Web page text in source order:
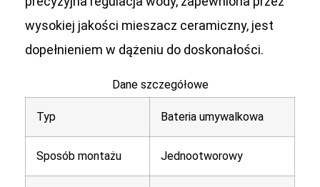
wysokiej jakości mieszacz ceramiczny, jest
dopełnieniem w dążeniu do doskonałości.
Dane szczegółowe
Typ Bateria umywalkowa
Sposób montażu Jednootworowy